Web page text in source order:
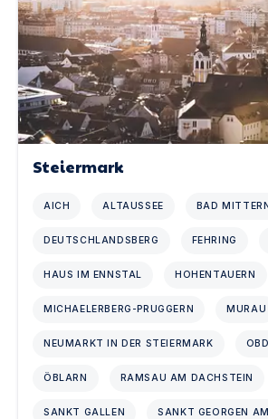
Steiermark
AICH ALTAUSSEE BAD
DEUTSCHLANDSBERG FEHRING
HAUS IM ENNSTAL HOHENTAUERN
MICHAELERBERG-PRUGGERN MURAU
NEUMARKT IN DER STEIERMARK
ÖBLARN RAMSAU AM DACHSTEIN
SANKT GALLEN SANKT GEORGEN